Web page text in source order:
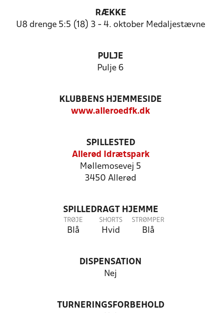
RÆKKE
U8 drenge 5:5 (18) 3 - 4. oktober Medaljestævne
PULJE
Pulje 6
KLUBBENS HJEMMESIDE
www.alleroedfk.dk
SPILLESTED
Allerød Idrætspark
Møllemosevej 5
3450 Allerød
SPILLEDRAGT HJEMME
TRØJE
Blå
SHORTS
Hvid
STRØMPER
Blå
DISPENSATION
Nej
TURNERINGSFORBEHOLD